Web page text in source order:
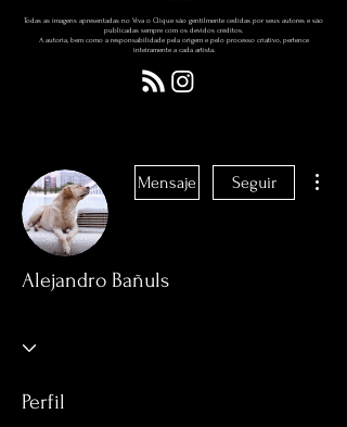
Todas as imagens apresentadas no Viva o Clique são gentilmente cedidas por seus autores e são
publicadas sempre com os devidos créditos.
A autoria, bem como a responsabilidade pela origem e pelo processo criativo, pertence
inteiramente a cada artista.
Mensaje Seguir
Alejandro Bañuls
Perfil